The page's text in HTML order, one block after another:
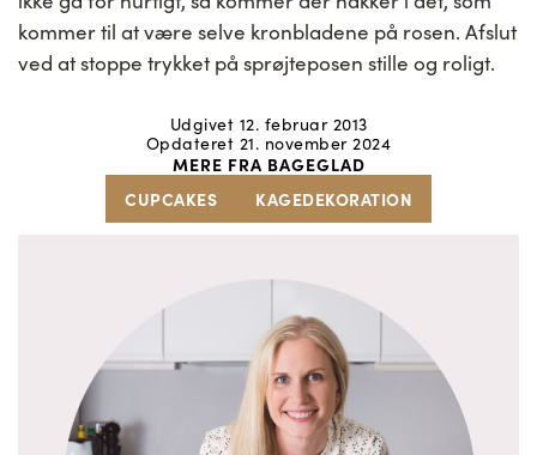
kommer til at være selve kronbladene på rosen. Afslut
ved at stoppe trykket på sprøjteposen stille og roligt.
Udgivet 12. februar 2013
Opdateret 21. november 2024
MERE FRA BAGEGLAD
CUPCAKES
KAGEDEKORATION